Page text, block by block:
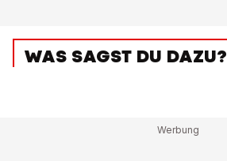
WAS SAGST DU DAZU?